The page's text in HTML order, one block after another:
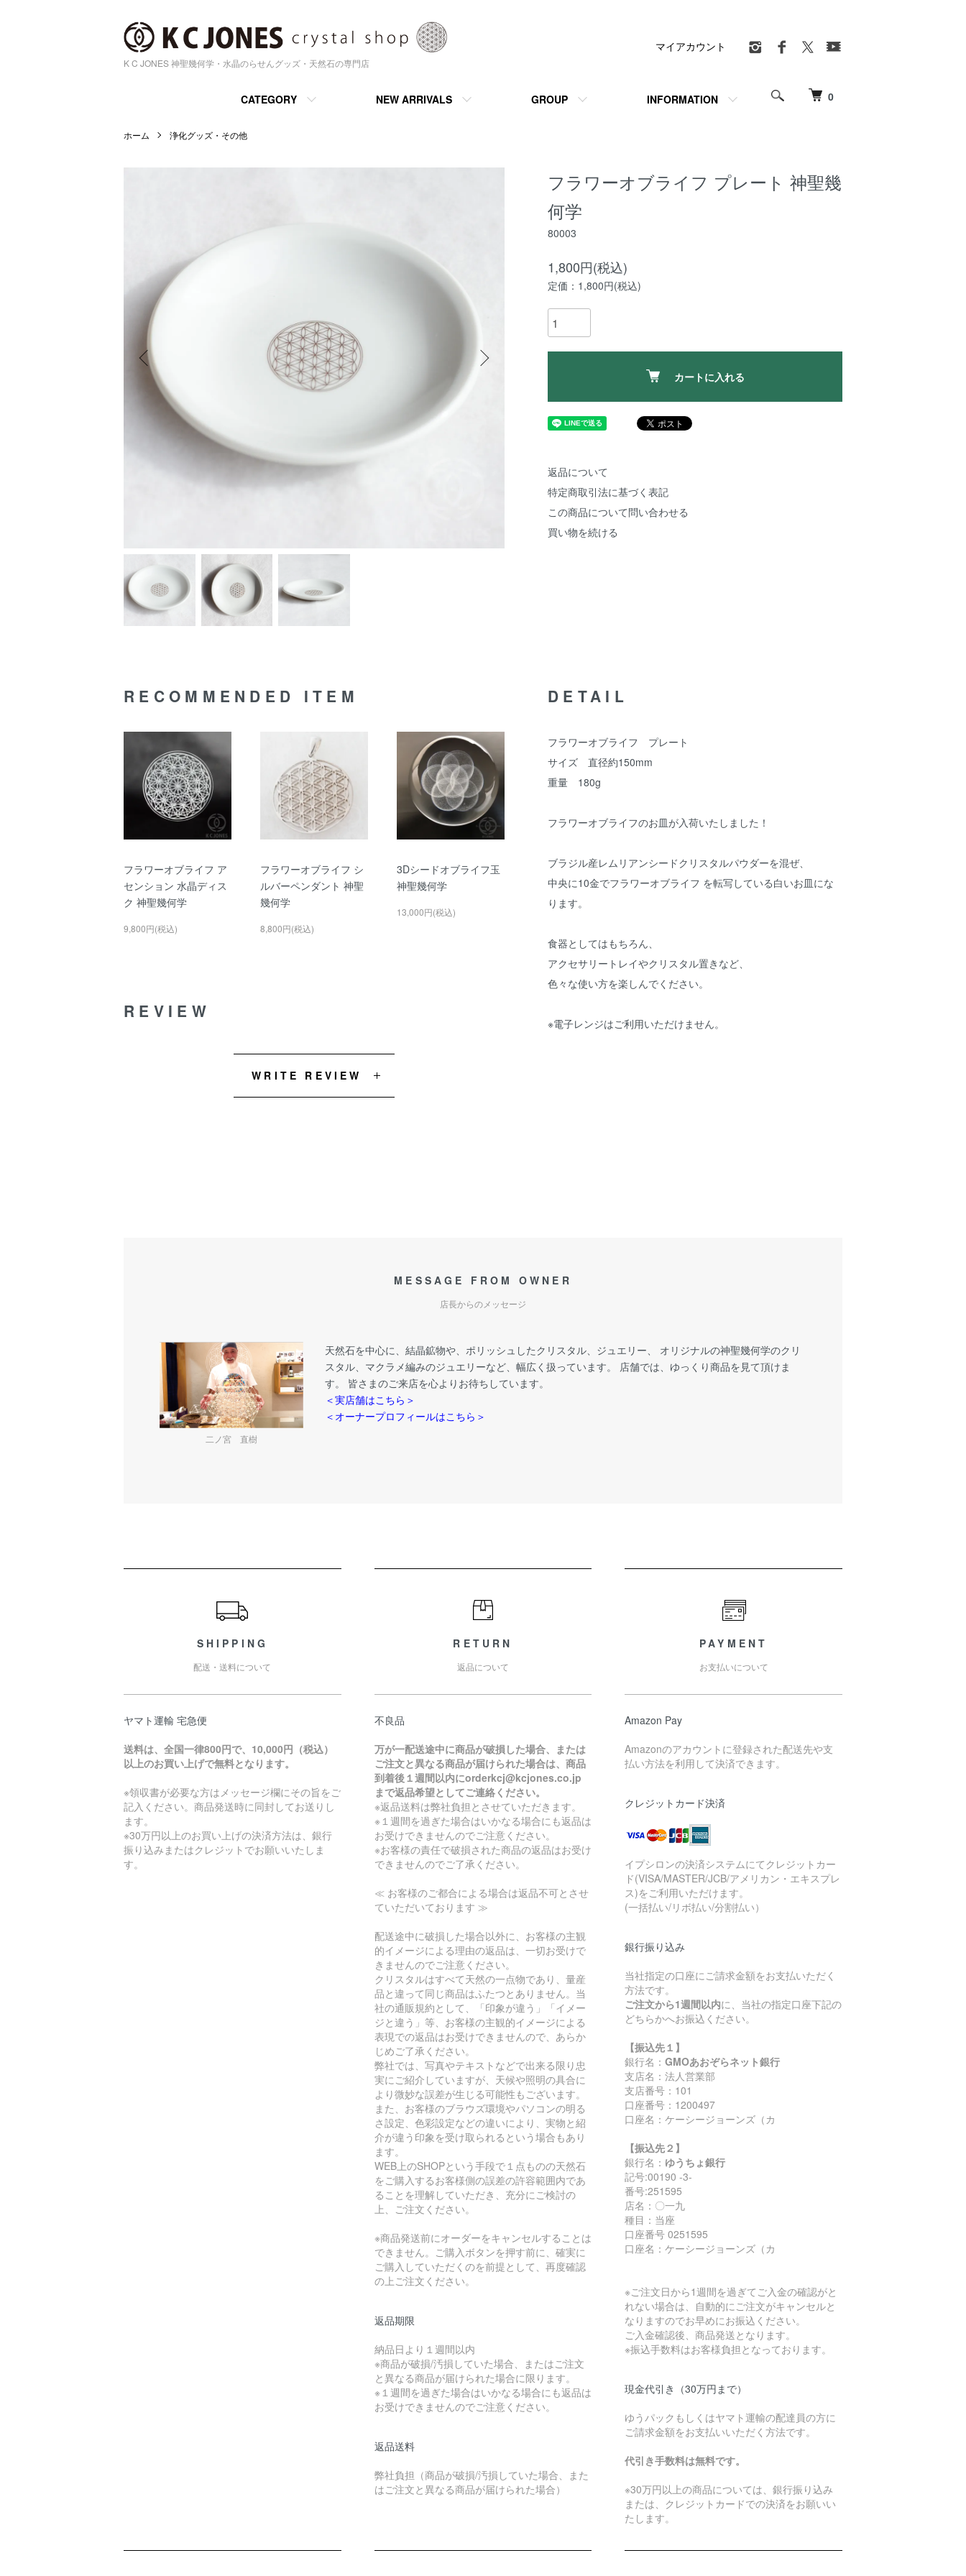
K C JONES 神聖幾何学・水晶のらせんグッズ・天然石の専門店
0
CATEGORY NEW ARRIVALS GROUP INFORMATION
マイアカウント
ホーム 浄化グッズ・その他
フラワーオブライフ プレート 神聖幾
何学
80003
1,800円(税込)
定価：1,800円(税込)
カートに入れる
返品について
特定商取引法に基づく表記
この商品について問い合わせる
買い物を続ける
DETAIL
フラワーオブライフ プレート
サイズ 直径約150mm
重量 180g
フラワーオブライフのお皿が入荷いたしました！
ブラジル産レムリアンシードクリスタルパウダーを混ぜ、
中央に10金でフラワーオブライフ を転写している白いお皿にな
ります。
食器としてはもちろん、
アクセサリートレイやクリスタル置きなど、
色々な使い方を楽しんでください。
※電子レンジはご利用いただけません。
RECOMMENDED ITEM
フラワーオブライフ ア
センション 水晶ディス
ク 神聖幾何学
9,800円(税込)
フラワーオブライフ シ
ルバーペンダント 神聖
幾何学
8,800円(税込)
3Dシードオブライフ玉
神聖幾何学
13,000円(税込)
REVIEW
WRITE REVIEW
MESSAGE FROM OWNER
店長からのメッセージ
二ノ宮 直樹
天然石を中心に、結晶鉱物や、ポリッシュしたクリスタル、ジュエリー、 オリジナルの神聖幾何学のクリ
スタル、マクラメ編みのジュエリーなど、幅広く扱っています。 店舗では、ゆっくり商品を見て頂けま
す。 皆さまのご来店を心よりお待ちしています。
＜実店舗はこちら＞
＜オーナープロフィールはこちら＞
SHIPPING
配送・送料について
ヤマト運輸 宅急便
送料は、全国一律800円で、10,000円（税込）
以上のお買い上げで無料となります。
※領収書が必要な方はメッセージ欄にその旨をご
記入ください。商品発送時に同封してお送りし
ます。
※30万円以上のお買い上げの決済方法は、銀行
振り込みまたはクレジットでお願いいたしま
す。
RETURN
返品について
不良品
万が一配送途中に商品が破損した場合、または
ご注文と異なる商品が届けられた場合は、商品
到着後１週間以内にorderkcj@kcjones.co.jp
まで返品希望としてご連絡ください。
※返品送料は弊社負担とさせていただきます。
※１週間を過ぎた場合はいかなる場合にも返品は
お受けできませんのでご注意ください。
※お客様の責任で破損された商品の返品はお受け
できませんのでご了承ください。
≪ お客様のご都合による場合は返品不可とさせ
ていただいております ≫
配送途中に破損した場合以外に、お客様の主観
的イメージによる理由の返品は、一切お受けで
きませんのでご注意ください。
クリスタルはすべて天然の一点物であり、量産
品と違って同じ商品はふたつとありません。当
社の通販規約として、「印象が違う」「イメー
ジと違う」等、お客様の主観的イメージによる
表現での返品はお受けできませんので、あらか
じめご了承ください。
弊社では、写真やテキストなどで出来る限り忠
実にご紹介していますが、天候や照明の具合に
より微妙な誤差が生じる可能性もございます。
また、お客様のブラウズ環境やパソコンの明る
さ設定、色彩設定などの違いにより、実物と紹
介が違う印象を受け取られるという場合もあり
ます。
WEB上のSHOPという手段で１点ものの天然石
をご購入するお客様側の誤差の許容範囲内であ
ることを理解していただき、充分にご検討の
上、ご注文ください。
※商品発送前にオーダーをキャンセルすることは
できません。ご購入ボタンを押す前に、確実に
ご購入していただくのを前提として、再度確認
の上ご注文ください。
返品期限
納品日より１週間以内
※商品が破損/汚損していた場合、またはご注文
と異なる商品が届けられた場合に限ります。
※１週間を過ぎた場合はいかなる場合にも返品は
お受けできませんのでご注意ください。
返品送料
弊社負担（商品が破損/汚損していた場合、また
はご注文と異なる商品が届けられた場合）
PAYMENT
お支払いについて
Amazon Pay
Amazonのアカウントに登録された配送先や支
払い方法を利用して決済できます。
クレジットカード決済
イプシロンの決済システムにてクレジットカー
ド(VISA/MASTER/JCB/アメリカン・エキスプレ
ス)をご利用いただけます。
(一括払い/リボ払い/分割払い）
銀行振り込み
当社指定の口座にご請求金額をお支払いただく
方法です。
ご注文から1週間以内に、当社の指定口座下記の
どちらかへお振込ください。
【振込先１】
銀行名：GMOあおぞらネット銀行
支店名：法人営業部
支店番号：101
口座番号：1200497
口座名：ケーシージョーンズ（カ
【振込先２】
銀行名： ゆうちょ銀行
記号:00190 -3-
番号:251595
店名：〇一九
種目：当座
口座番号 0251595
口座名：ケーシージョーンズ（カ
※ご注文日から1週間を過ぎてご入金の確認がと
れない場合は、自動的にご注文がキャンセルと
なりますのでお早めにお振込ください。
ご入金確認後、商品発送となります。
※振込手数料はお客様負担となっております。
現金代引き（30万円まで）
ゆうパックもしくはヤマト運輸の配達員の方に
ご請求金額をお支払いいただく方法です。
代引き手数料は無料です。
※30万円以上の商品については、銀行振り込み
または、クレジットカードでの決済をお願いい
たします。